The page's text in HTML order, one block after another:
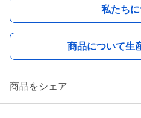
私たち
商品について生
商品をシェア